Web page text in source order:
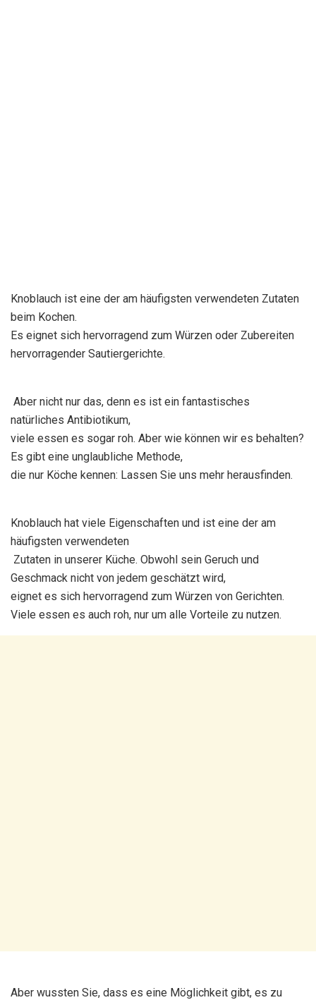
Knoblauch ist eine der am häufigsten verwendeten Zutaten
beim Kochen.
Es eignet sich hervorragend zum Würzen oder Zubereiten
hervorragender Sautiergerichte.
Aber nicht nur das, denn es ist ein fantastisches
natürliches Antibiotikum,
viele essen es sogar roh. Aber wie können wir es behalten?
Es gibt eine unglaubliche Methode,
die nur Köche kennen: Lassen Sie uns mehr herausfinden.
Knoblauch hat viele Eigenschaften und ist eine der am
häufigsten verwendeten
Zutaten in unserer Küche. Obwohl sein Geruch und
Geschmack nicht von jedem geschätzt wird,
eignet es sich hervorragend zum Würzen von Gerichten.
Viele essen es auch roh, nur um alle Vorteile zu nutzen.
Aber wussten Sie, dass es eine Möglichkeit gibt, es zu